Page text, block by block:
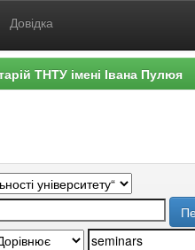
Довідка
ТНТУ імені Івана Пулюя